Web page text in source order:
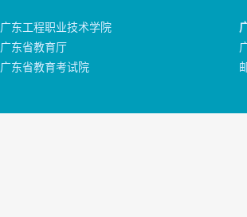
广东工程职业技术学院
广东省教育厅
广东省教育考试院